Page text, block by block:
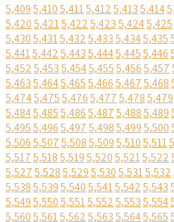
5,4095,4105,4115,4125,4135,414
5,4205,4215,4225,4235,4245,425
5,4305,4315,4325,4335,4345,435
5,4415,4425,4435,4445,4455,446
5,4525,4535,4545,4555,4565,457
5,4635,4645,4655,4665,4675,468
5,4745,4755,4765,4775,4785,479
5,4845,4855,4865,4875,4885,489
5,4955,4965,4975,4985,4995,500
5,5065,5075,5085,5095,5105,511
5,5175,5185,5195,5205,5215,522
5,5275,5285,5295,5305,5315,532
5,5385,5395,5405,5415,5425,543
5,5495,5505,5515,5525,5535,554
5,5605,5615,5625,5635,5645,565